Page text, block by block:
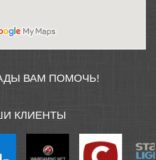
ВАМ ПОМОЧЬ!
КЛИЕНТЫ